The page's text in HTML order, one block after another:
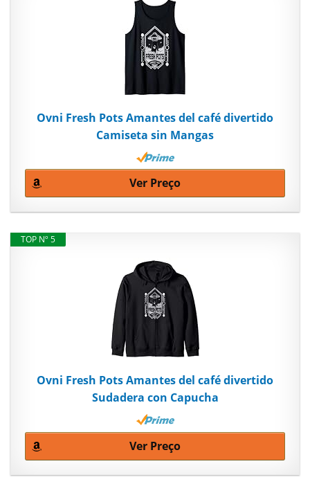
Ovni Fresh Pots Amantes del café divertido
Camiseta sin Mangas
Ver Preço
TOP Nº 5
Ovni Fresh Pots Amantes del café divertido
Sudadera con Capucha
Ver Preço